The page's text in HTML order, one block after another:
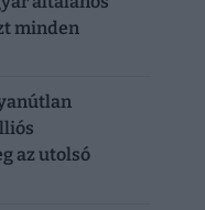
minden
az utolsó